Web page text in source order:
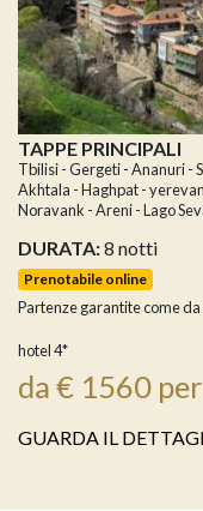
TAPPE PRINCIPALI
Tbilisi - Gergeti - Ananuri -
Akhtala - Haghpat -
Noravank - Areni - Lago
DURATA:8 notti
Prenotabile online
Partenze garantite come
hotel 4*
da € 1560
GUARDA IL